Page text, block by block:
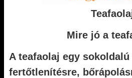
Mire jó a
A teafaolaj egy
fertőtlenítésre,